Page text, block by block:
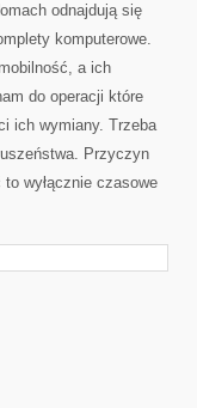
odnajdują się
komputerowe.
a ich
do operacji które
ich wymiany. Trzeba
Przyczyn
wyłącznie czasowe